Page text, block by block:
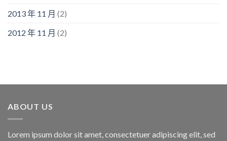
2013 年 11 月 (2)
2012 年 11 月 (2)
ABOUT US
Lorem ipsum dolor sit amet, consectetuer adipiscing elit, sed